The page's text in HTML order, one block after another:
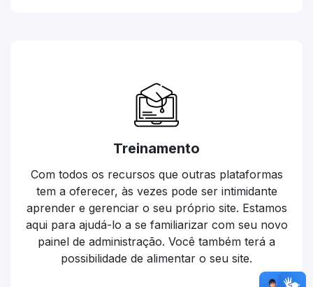
Treinamento
Com todos os recursos que outras plataformas
tem a oferecer, às vezes pode ser intimidante
aprender e gerenciar o seu próprio site. Estamos
aqui para ajudá-lo a se familiarizar com seu novo
painel de administração. Você também terá a
possibilidade de alimentar o seu site.